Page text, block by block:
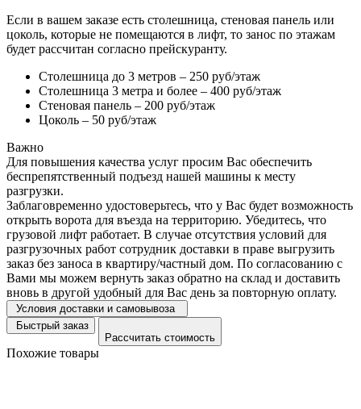
Если в вашем заказе есть столешница, стеновая панель или
цоколь, которые не помещаются в лифт, то занос по этажам
будет рассчитан согласно прейскуранту.
Столешница до 3 метров – 250 руб/этаж
Столешница 3 метра и более – 400 руб/этаж
Стеновая панель – 200 руб/этаж
Цоколь – 50 руб/этаж
Важно
Для повышения качества услуг просим Вас обеспечить
беспрепятственный подъезд нашей машины к месту
разгрузки.
Заблаговременно удостоверьтесь, что у Вас будет возможность
открыть ворота для въезда на территорию. Убедитесь, что
грузовой лифт работает. В случае отсутствия условий для
разгрузочных работ сотрудник доставки в праве выгрузить
заказ без заноса в квартиру/частный дом. По согласованию с
Вами мы можем вернуть заказ обратно на склад и доставить
вновь в другой удобный для Вас день за повторную оплату.
Условия доставки и самовывоза
Быстрый заказ
Рассчитать стоимость
Похожие товары